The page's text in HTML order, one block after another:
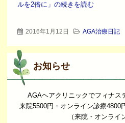
ルを2倍に」の続きを読む
2016年1月12日 AGA治療日記
お知らせ
AGAヘアクリニックでフィナス
来院5500円・オンライン診療
（来院・オンライ